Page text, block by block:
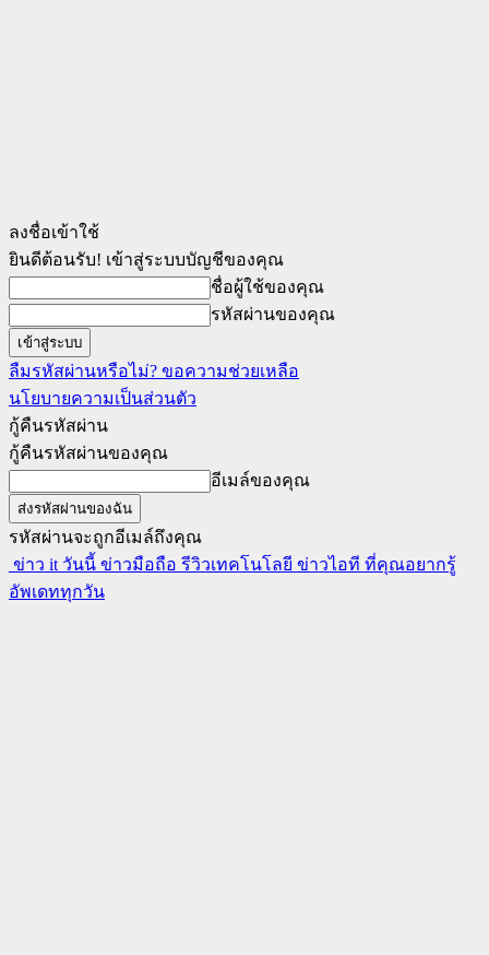
ลงชื่อเข้าใช้
ยินดีต้อนรับ! เข้าสู่ระบบบัญชีของคุณ
ชื่อผู้ใช้ของคุณ
รหัสผ่านของคุณ
ลืมรหัสผ่านหรือไม่? ขอความช่วยเหลือ
นโยบายความเป็นส่วนตัว
กู้คืนรหัสผ่าน
กู้คืนรหัสผ่านของคุณ
อีเมล์ของคุณ
รหัสผ่านจะถูกอีเมล์ถึงคุณ
ข่าว it วันนี้ ข่าวมือถือ รีวิวเทคโนโลยี ข่าวไอที ที่คุณอยากรู้
อัพเดททุกวัน